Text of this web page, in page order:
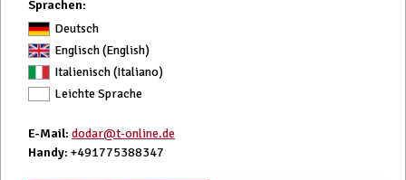
Sprachen:
Deutsch
Englisch (English)
Italienisch (Italiano)
Leichte Sprache
E-Mail: dodar@t-online.de
Handy: +491775388347